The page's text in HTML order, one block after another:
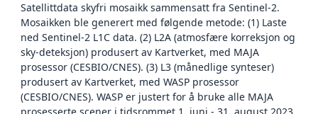
Satellittdata skyfri mosaikk sammensatt fra Sentinel-2.
Mosaikken ble generert med følgende metode: (1) Laste
ned Sentinel-2 L1C data. (2) L2A (atmosfære korreksjon og
sky-deteksjon) produsert av Kartverket, med MAJA
prosessor (CESBIO/CNES). (3) L3 (månedlige synteser)
produsert av Kartverket, med WASP prosessor
(CESBIO/CNES). WASP er justert for å bruke alle MAJA